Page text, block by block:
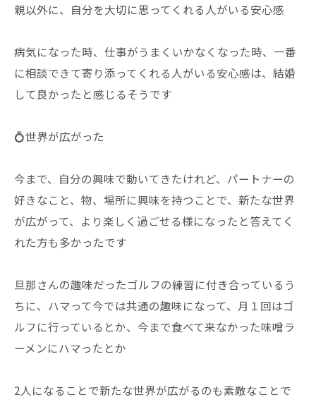
親以外に、自分を大切に思ってくれる人がいる安心感
病気になった時、仕事がうまくいかなくなった時、一番
に相談できて寄り添ってくれる人がいる安心感は、結婚
して良かったと感じるそうです
💍世界が広がった
今まで、自分の興味で動いてきたけれど、パートナーの
好きなこと、物、場所に興味を持つことで、新たな世界
が広がって、より楽しく過ごせる様になったと答えてく
れた方も多かったです
旦那さんの趣味だったゴルフの練習に付き合っているう
ちに、ハマって今では共通の趣味になって、月１回はゴ
ルフに行っているとか、今まで食べて来なかった味噌ラ
ーメンにハマったとか
2人になることで新たな世界が広がるのも素敵なことで